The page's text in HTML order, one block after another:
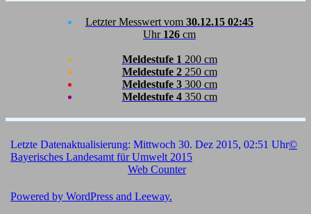
Letzter Messwert vom 30.12.15 02:45
Uhr 126 cm
Meldestufe 1 200 cm
Meldestufe 2250 cm
Meldestufe 3300 cm
Meldestufe 4350 cm
Letzte Datenaktualisierung: Mittwoch 30. Dez 2015, 02:51 Uhr©
Bayerisches Landesamt für Umwelt 2015
Web Counter
Powered by WordPress and Leeway.